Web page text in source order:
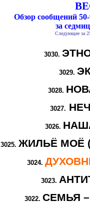
Обзор сообщений
за
Следующее за
3030.
3029.
3028.
3027.
3026.
3025. ЖИЛЬЁ МОЁ
3024.
3023.
3022. СЕМЬЯ